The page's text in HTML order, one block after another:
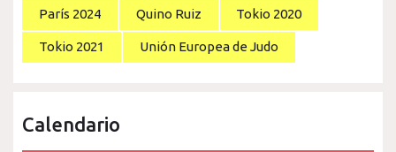
París 2024 Quino Ruiz Tokio 2020
Tokio 2021 Unión Europea de Judo
Calendario